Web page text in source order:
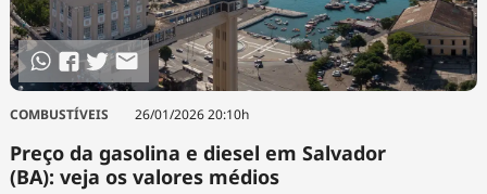
COMBUSTÍVEIS 26/01/2026 20:10h
Preço da gasolina e diesel em Salvador
(BA): veja os valores médios